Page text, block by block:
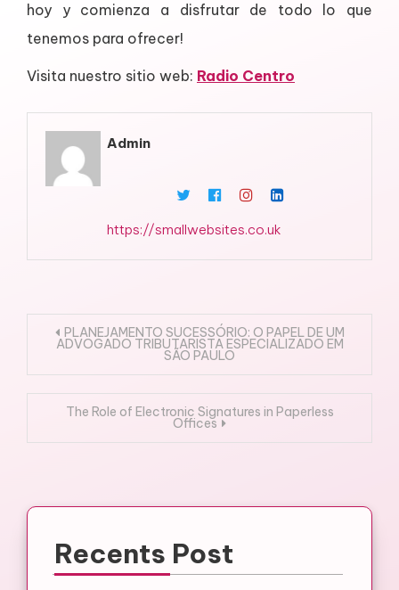
hoy y comienza a disfrutar de todo lo que
tenemos para ofrecer!
Visita nuestro sitio web: Radio Centro
Admin
https://smallwebsites.co.uk
Post
navigation
PLANEJAMENTO SUCESSÓRIO: O PAPEL DE UM
ADVOGADO TRIBUTARISTA ESPECIALIZADO EM
SÃO PAULO
The Role of Electronic Signatures in Paperless
Offices
Recents Post